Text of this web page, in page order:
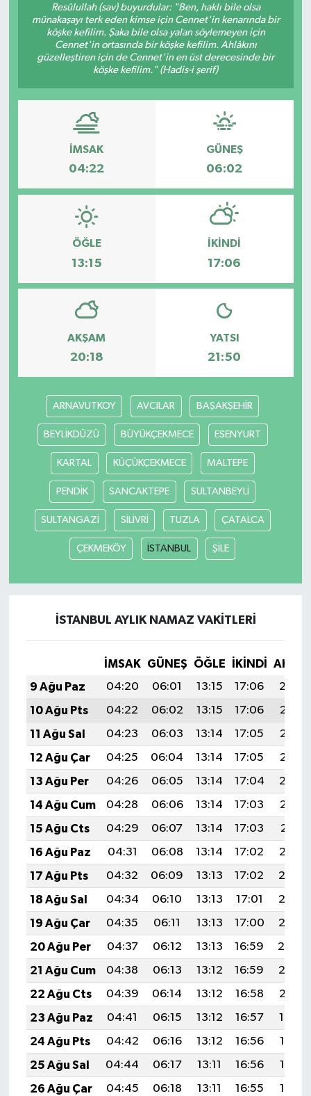
Resûlullah (sav) buyurdular: "Ben, haklı bile olsa
münakaşayı terk eden kimse için Cennet'in kenarında bir
köşke kefilim. Şaka bile olsa yalan söylemeyen için
Cennet'in ortasında bir köşke kefilim. Ahlâkını
güzelleştiren için de Cennet'in en üst derecesinde bir
köşke kefilim." (Hadis-i şerif)
İMSAK
04:22
GÜNEŞ
06:02
ÖĞLE
13:15
İKINDI
17:06
AKŞAM
20:18
YATSI
21:50
ARNAVUTKOY AVCILAR BAŞAKŞEHİR
BEYLİKDÜZÜ BÜYÜKÇEKMECE ESENYURT
KARTAL KÜÇÜKÇEKMECE MALTEPE
PENDİK SANCAKTEPE SULTANBEYLİ
SULTANGAZİ SİLİVRİ TUZLA ÇATALCA
ÇEKMEKÖY İSTANBUL ŞİLE
İSTANBUL AYLIK NAMAZ VAKITLERI
İMSAK GÜNEŞ ÖĞLE İKINDI
9 Ağu Paz
04:20 06:01 13:15 17:06
20:19
10 Ağu Pts
04:22 06:02 13:15 17:06
20:18
11 Ağu Sal
04:23 06:03 13:14 17:05
20:16
12 Ağu Çar
04:25 06:04 13:14 17:05
20:15
13 Ağu Per
04:26 06:05 13:14 17:04
20:14
14 Ağu Cum
04:28 06:06 13:14 17:03
20:12
15 Ağu Cts
04:29 06:07 13:14 17:03
20:11
16 Ağu Paz
04:31 06:08 13:14 17:02
20:10
17 Ağu Pts
04:32 06:09 13:13 17:02
20:08
18 Ağu Sal
04:34 06:10 13:13 17:01
20:07
19 Ağu Çar
04:35 06:11 13:13 17:00
20:05
20 Ağu Per
04:37 06:12 13:13 16:59
20:04
21 Ağu Cum
04:38 06:13 13:12 16:59
20:02
22 Ağu Cts
04:39 06:14 13:12 16:58
20:01
23 Ağu Paz
04:41 06:15 13:12 16:57
19:59
24 Ağu Pts
04:42 06:16 13:12 16:56
19:58
25 Ağu Sal
04:44 06:17 13:11 16:56
19:56
26 Ağu Çar
04:45 06:18 13:11 16:55
19:55